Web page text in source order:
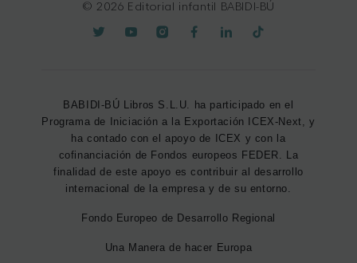
© 2026 Editorial infantil BABIDI-BÚ
BABIDI-BÚ Libros S.L.U. ha participado en el
Programa de Iniciación a la Exportación ICEX-Next, y
ha contado con el apoyo de ICEX y con la
cofinanciación de Fondos europeos FEDER. La
finalidad de este apoyo es contribuir al desarrollo
internacional de la empresa y de su entorno.
Fondo Europeo de Desarrollo Regional
Una Manera de hacer Europa